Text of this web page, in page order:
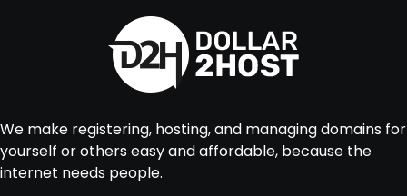
We make registering, hosting, and managing domains for
yourself or others easy and affordable, because the
internet needs people.